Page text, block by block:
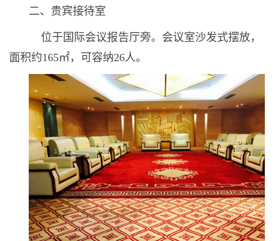
二、贵宾接待室
位于国际会议报告厅旁。会议室沙发式摆放，
面积约165㎡，可容纳26人。